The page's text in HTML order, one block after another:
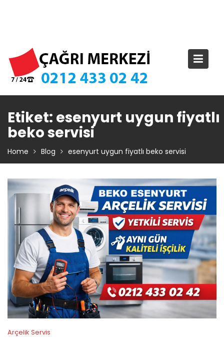
Etiket: esenyurt uygun fiyatlı
beko servisi
Home Blog esenyurt uygun fiyatlı beko servisi
Arçelik Servis